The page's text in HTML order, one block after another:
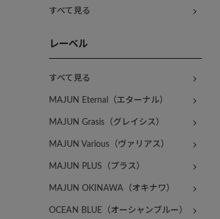
すべて見る
レーベル
すべて見る
MAJUN Eternal（エターナル）
MAJUN Grasis（グレイシス）
MAJUN Various（ヴァリアス）
MAJUN PLUS（プラス）
MAJUN OKINAWA（オキナワ）
OCEAN BLUE（オーシャンブルー）